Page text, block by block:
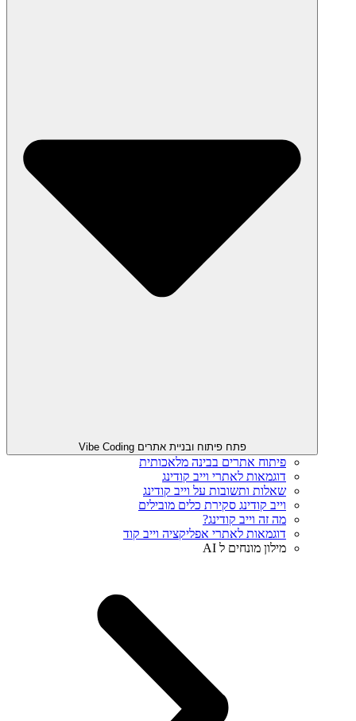
פתח פיתוח ובניית אתרים Vibe Coding
פיתוח אתרים בבינה מלאכותית
דוגמאות לאתרי וייב קודינג
שאלות ותשובות על וייב קודינג
וייב קודינג סקירת כלים מובילים
מה זה וייב קודינג?
דוגמאות לאתרי אפליקציה וייב קוד
מילון מונחים ל AI